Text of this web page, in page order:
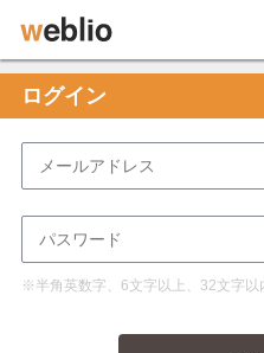
ログイン
※半角英数字、6文字以上、32文字以